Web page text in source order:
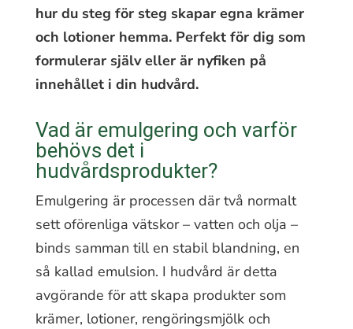
hur du steg för steg skapar egna krämer
och lotioner hemma. Perfekt för dig som
formulerar själv eller är nyfiken på
innehållet i din hudvård.
Vad är emulgering och varför
behövs det i
hudvårdsprodukter?
Emulgering är processen där två normalt
sett oförenliga vätskor – vatten och olja –
binds samman till en stabil blandning, en
så kallad emulsion. I hudvård är detta
avgörande för att skapa produkter som
krämer, lotioner, rengöringsmjölk och